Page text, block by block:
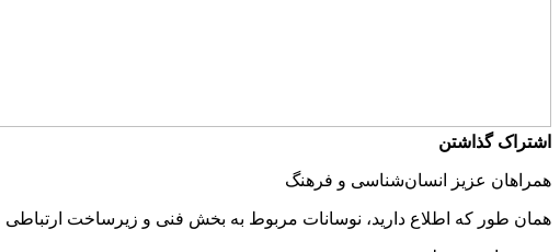
اشتراک گذاشتن
همراهان عزیز انسان‌شناسی و فرهنگ
همان طور که اطلاع دارید، نوسانات مربوط به بخش فنی و زیرساخت ارتباطی